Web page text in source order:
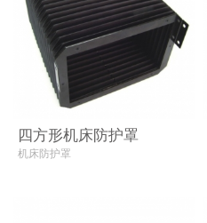
四方形机床防护罩
机床防护罩